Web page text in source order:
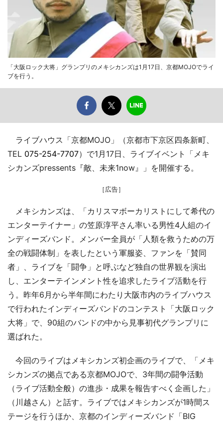
「大阪ロック大将」グランプリのメキシカンズは1月17日、京都MOJOでライ
ブを行う。
ライブハウス「京都MOJO」（京都市下京区四条新町、
TEL 075-254-7707）で1月17日、ライブイベント「メキ
シカンズpressents『敵、未来1now』」を開催する。
［広告］
メキシカンズは、「カリスマボーカリストにして希代の
エンターテイナー」の笠原淳平さん率いる男性4人組のイ
ンディーズバンド。メンバー全員が「人類を救うための万
全の戦闘体制」を表したという軍服姿、ファンを「賛同
者」、ライブを「闘争」と呼ぶなど独自の世界観を演出
し、エンターテインメント性を追求したライブ活動を行
う。昨年6月から半年間にわたり大阪市内のライブハウス
で行われたインディーズバンドのコンテスト「大阪ロック
大将」で、90組のバンドの中から見事初代グランプリに
選ばれた。
今回のライブはメキシカンズ初企画のライブで、「メキ
シカンズの拠点である京都MOJOで、3年間の闘争活動
（ライブ活動全般）の進歩・成果を報告すべく企画した」
（川越さん）と話す。ライブではメキシカンズが1時間ス
テージを行うほか、京都のインディーズバンド「BIG